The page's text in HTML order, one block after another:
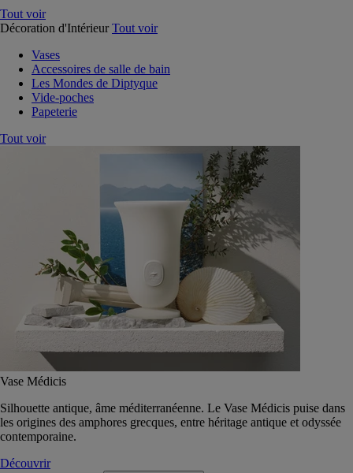
Tout voir
Décoration d'Intérieur Tout voir
Vases
Accessoires de salle de bain
Les Mondes de Diptyque
Vide-poches
Papeterie
Tout voir
Vase Médicis
Silhouette antique, âme méditerranéenne. Le Vase Médicis puise dans
les origines des amphores grecques, entre héritage antique et odyssée
contemporaine.
Découvrir